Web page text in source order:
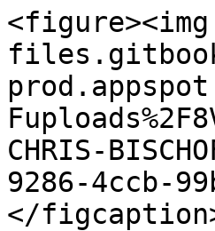
CHRIS-
9286-4ccb-
</